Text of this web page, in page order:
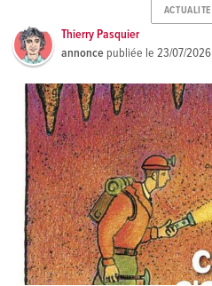
ACTUALITE
Thierry Pasquier
annonce publiée le23/07/2026